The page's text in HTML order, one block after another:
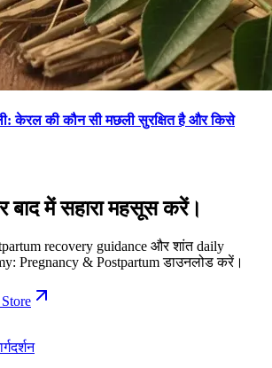
केरल की कौन सी मछली सुरक्षित है और किसे
में सहारा महसूस करें।
recovery guidance और शांत daily
Pregnancy & Postpartum डाउनलोड करें।